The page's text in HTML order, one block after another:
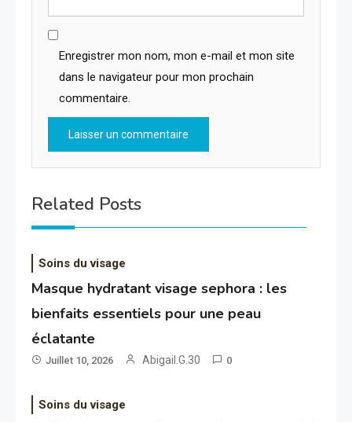
Enregistrer mon nom, mon e-mail et mon site
dans le navigateur pour mon prochain
commentaire.
Related Posts
Soins du visage
Masque hydratant visage sephora : les
bienfaits essentiels pour une peau
éclatante
Juillet 10, 2026 Abigail.G.30 0
Soins du visage